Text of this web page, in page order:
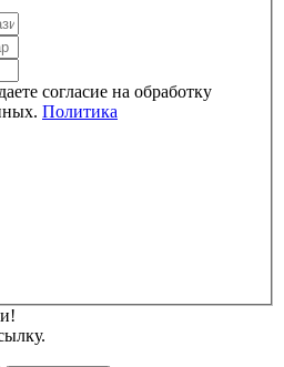
согласие на обработку
Политика